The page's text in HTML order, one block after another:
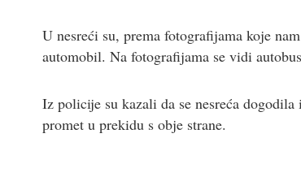
U nesreći su, prema fotografijama koje
automobil. Na fotografijama se vidi
Iz policije su kazali da se nesreća
promet u prekidu s obje strane.